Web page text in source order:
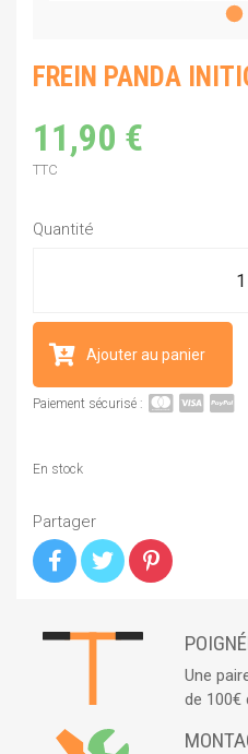
FREIN PANDA
11,90 €
TTC
Quantité
Ajouter au panier
Paiement sécurisé :
En stock
Partager
Une
de 100€